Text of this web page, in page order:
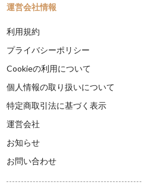
運営会社情報
利用規約
プライバシーポリシー
Cookieの利用について
個人情報の取り扱いについて
特定商取引法に基づく表示
運営会社
お知らせ
お問い合わせ